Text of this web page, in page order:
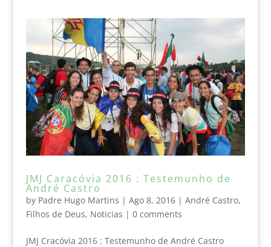
JMJ Caracóvia 2016 : Testemunho de
André Castro
by Padre Hugo Martins | Ago 8, 2016| André Castro,
Filhos de Deus, Noticias | 0 comments
JMJ Cracóvia 2016 : Testemunho de André Castro